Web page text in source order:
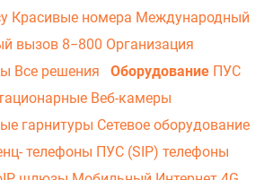
Красивые номера Международный
вызов 8−800 Организация
Все решения Оборудование ПУС
Веб-камеры
гарнитуры Сетевое оборудование
телефоны ПУС (SIP) телефоны